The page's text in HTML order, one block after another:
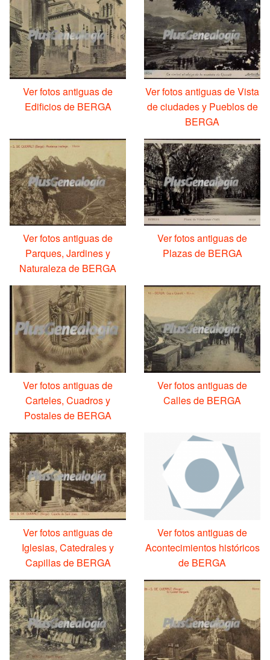
Ver fotos antiguas de
Edificios de BERGA
Ver fotos antiguas de Vista
de ciudades y Pueblos de
BERGA
Ver fotos antiguas de
Parques, Jardines y
Naturaleza de BERGA
Ver fotos antiguas de
Plazas de BERGA
Ver fotos antiguas de
Carteles, Cuadros y
Postales de BERGA
Ver fotos antiguas de
Calles de BERGA
Ver fotos antiguas de
Iglesias, Catedrales y
Capillas de BERGA
Ver fotos antiguas de
Acontecimientos históricos
de BERGA